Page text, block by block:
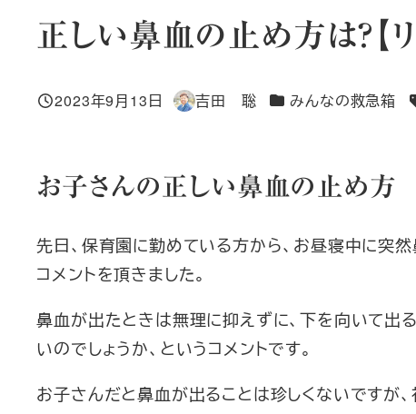
正しい鼻血の止め方は？【
投稿日
2023年9月13日
著
吉田 聡 カテゴリー
みんなの救急箱
お子さんの正しい鼻血の止め方
先日、保育園に勤めている方から、お昼寝中に突
コメントを頂きました。
鼻血が出たときは無理に抑えずに、下を向いて出
いのでしょうか、というコメントです。
お子さんだと鼻血が出ることは珍しくないですが